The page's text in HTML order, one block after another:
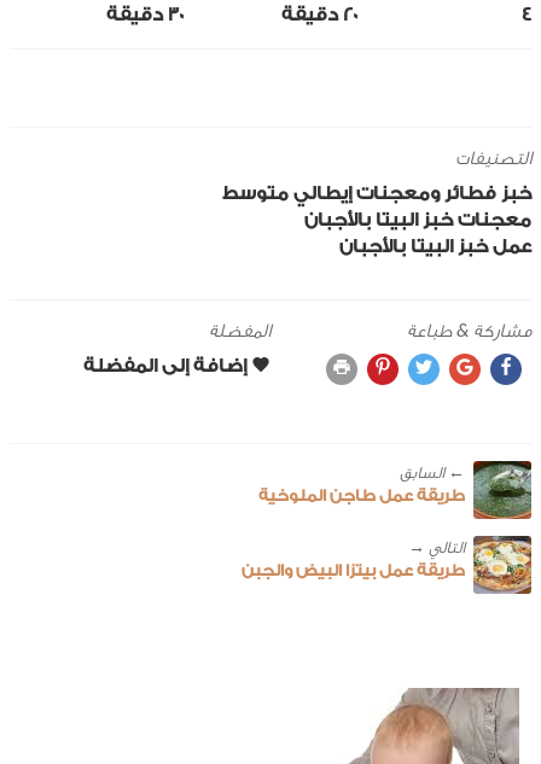
4
20 ‎دقيقة
30 ‎دقيقة
التصنيفات
خبز فطائر ومعجنات إيطالي متوسط
معجنات خبز البيتا بالأجبان
عمل خبز البيتا بالأجبان
مشاركة & طباعة المفضلة
← ‎السابق
طريقة عمل طاجن الملوخية
طريقة عمل بيتزا البيض والجبن